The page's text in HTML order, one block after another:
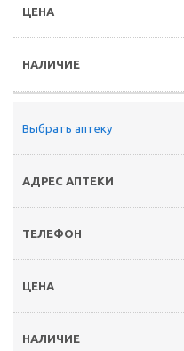
Выбрать аптеку